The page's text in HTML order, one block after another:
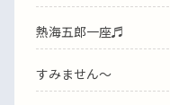
熱海五郎一座♬
すみません〜